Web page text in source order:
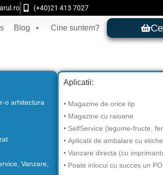
(+40)21 413 7027
Blog Cine suntem?
o arhitectura
Vanzare,
Aplicatii:
• Magazine de orice tip
• Magazine cu raioane
• SelfService (legume-fructe,
• Aplicatii de ambalare cu
• Vanzare directa (cu
• Poate inlocui cu succes un